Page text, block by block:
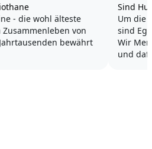
- die wohl älteste
von
bewährt
Sind
Um die
sind
Wir
und dafür tun